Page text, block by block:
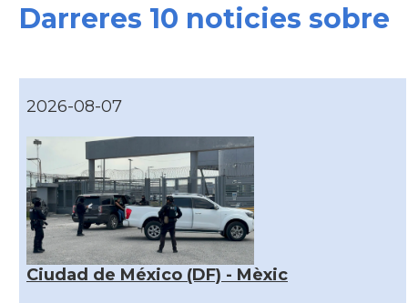
Darreres 10 noticies sobre
2026-08-07
Ciudad de México (DF) - Mèxic